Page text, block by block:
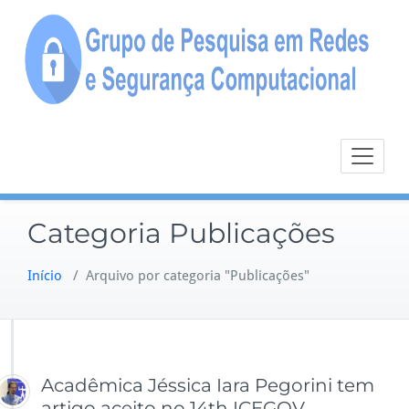
content
Categoria Publicações
Início / Arquivo por categoria "Publicações"
Acadêmica Jéssica Iara Pegorini tem